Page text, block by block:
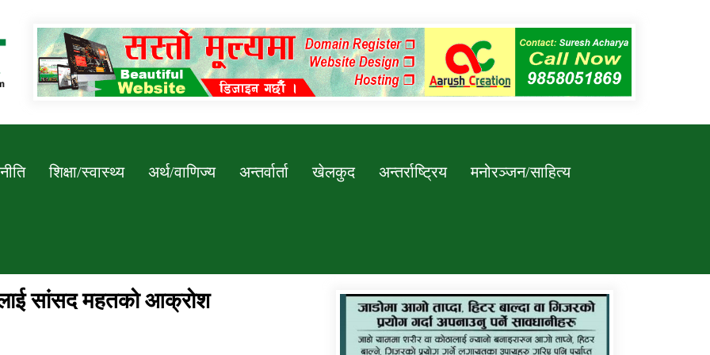
Newssarokar
शिक्षा/स्वास्थ्य अर्थ/वाणिज्य अन्तर्वार्ता खेलकुद अन्तर्राष्ट्रिय मनोरञ्जन/साहित्य
कर्णाली प्रविधि शिक्षालय जुम्लाको सुचना
सांसद महतको आक्रोश